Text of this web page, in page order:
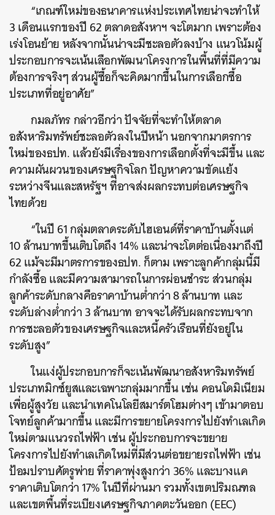
“เกณฑ์ใหม่ของธนาคารแห่งประเทศไทยน่าจะทำให้
3 เดือนแรกของปี 62 ตลาดอสังหาฯ จะโตมาก เพราะต้อง
เร่งโอนย้าย หลังจากนั้นน่าจะมีชะลอตัวลงบ้าง แนวโน้มผู้
ประกอบการจะเน้นเลือกพัฒนาโครงการในพื้นที่ที่มีความ
ต้องการจริงๆ ส่วนผู้ซื้อก็จะคิดมากขึ้นในการเลือกซื้อ
ประเภทที่อยู่อาศัย”
กมลภัทร กล่าวอีกว่า ปัจจัยที่จะทำให้ตลาด
อสังหาริมทรัพย์ชะลอตัวลงในปีหน้า นอกจากมาตรการ
ใหม่ของธปท. แล้วยังมีเรื่องของการเลือกตั้งที่จะมีขึ้น และ
ความผันผวนของเศรษฐกิจโลก ปัญหาความขัดแย้ง
ระหว่างจีนและสหรัฐฯ ที่อาจส่งผลกระทบต่อเศรษฐกิจ
ไทยด้วย
“ในปี 61 กลุ่มตลาดระดับไฮเอนด์ที่ราคาบ้านตั้งแต่
10 ล้านบาทขึ้นเติบโตถึง 14% และน่าจะโตต่อเนื่องมาถึงปี
62 แม้จะมีมาตรการของธปท. ก็ตาม เพราะลูกค้ากลุ่มนี้มี
กำลังซื้อ และมีความสามารถในการผ่อนชำระ ส่วนกลุ่ม
ลูกค้าระดับกลางคือราคาบ้านต่ำกว่า 8 ล้านบาท และ
ระดับล่างต่ำกว่า 3 ล้านบาท อาจจะได้รับผลกระทบจาก
การชะลอตัวของเศรษฐกิจและหนี้ครัวเรือนที่ยังอยู่ใน
ระดับสูง”
ในแง่ผู้ประกอบการก็จะเน้นพัฒนาอสังหาริมทรัพย์
ประเภทมิกซ์ยูสและเฉพาะกลุ่มมากขึ้น เช่น คอนโดมิเนียม
เพื่อผู้สูงวัย และนำเทคโนโลยีสมาร์ตโฮมต่างๆ เข้ามาตอบ
โจทย์ลูกค้ามากขึ้น และมีการขยายโครงการไปยังทำเลเกิด
ใหม่ตามแนวรถไฟฟ้า เช่น ผู้ประกอบการจะขยาย
โครงการไปยังทำเลเกิดใหม่ที่มีส่วนต่อขยายรถไฟฟ้า เช่น
ป้อมปราบศัตรูพ่าย ที่ราคาพุ่งสูงกว่า 36% และบางแค
ราคาเติบโตกว่า 17% ในปีที่ผ่านมา รวมทั้งเขตปริมณฑล
และเขตพื้นที่ระเบียงเศรษฐกิจภาคตะวันออก (EEC)
ค้นหา
SHARE TWEET LINE EMAIL